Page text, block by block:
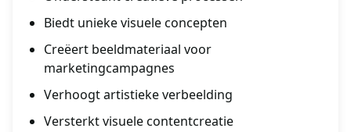
Biedt unieke visuele concepten
Creëert beeldmateriaal voor
marketingcampagnes
Verhoogt artistieke verbeelding
Versterkt visuele contentcreatie